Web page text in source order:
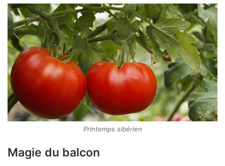
Printemps sibérien
Magie du balcon